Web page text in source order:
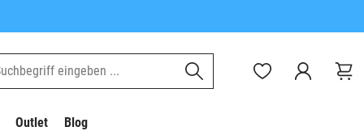
Outlet Blog